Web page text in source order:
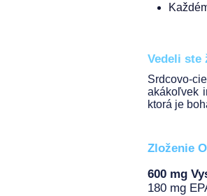
Vedeli
Srdcovo-
akákoľvek
ktorá je
Zloženie
600 mg
180 mg